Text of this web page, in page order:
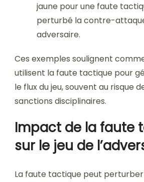
jaune pour une faute
perturbé la contre-
adversaire.
Ces exemples soulignent
utilisent la faute tactique pour
le flux du jeu, souvent au risque
sanctions disciplinaires.
Impact de la faute
sur le jeu de
La faute tactique peut perturber